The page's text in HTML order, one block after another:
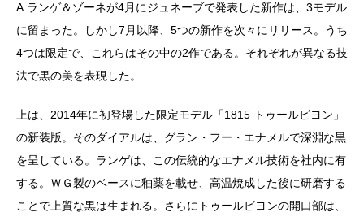
A.ランゲ＆ゾーネが4月にジュネーブで発表した新作は、3モデル
に留まった。しかし7月以降、5つの新作を次々にリリース。うち
4つは限定で、これらはその中の2作である。それぞれが異なる技
法で黒の美を表現した。
上は、2014年に初登場した限定モデル「1815 トゥールビヨン」
の新装版。そのダイアルは、グラン・フー・エナメルで深淵な黒
を呈している。ランゲは、この伝統的なエナメル技術を社内に有
する。ＷＧ製のベースに釉薬を載せ、高温焼成した後に研磨する
ことで上質な黒は生まれる。さらにトゥールビヨンの開口部は、